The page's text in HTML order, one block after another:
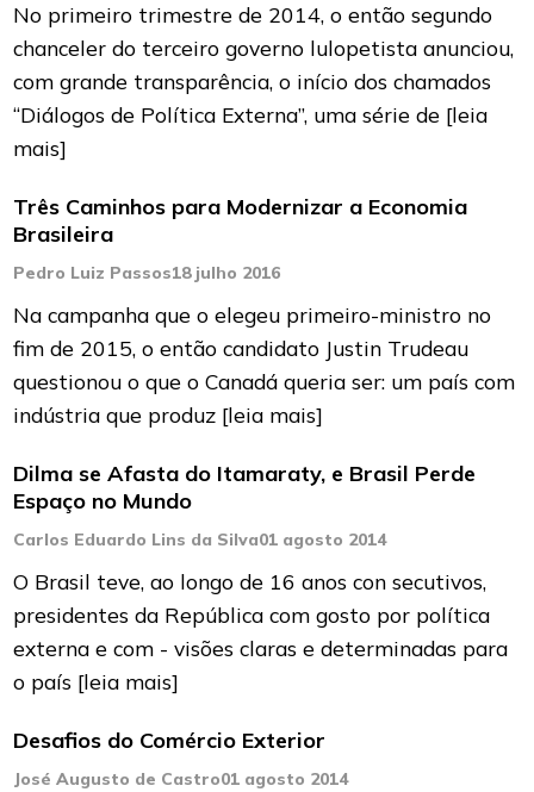
No primeiro trimestre de 2014, o então segundo
chanceler do terceiro governo lulopetista anunciou,
com grande transparência, o início dos chamados
“Diálogos de Política Externa”, uma série de [leia
mais]
Três Caminhos para Modernizar a Economia
Brasileira
Pedro Luiz Passos18 julho 2016
Na campanha que o elegeu primeiro-ministro no
fim de 2015, o então candidato Justin Trudeau
questionou o que o Canadá queria ser: um país com
indústria que produz [leia mais]
Dilma se Afasta do Itamaraty, e Brasil Perde
Espaço no Mundo
Carlos Eduardo Lins da Silva01 agosto 2014
O Brasil teve, ao longo de 16 anos con secutivos,
presidentes da República com gosto por política
externa e com - visões claras e determinadas para
o país [leia mais]
Desafios do Comércio Exterior
José Augusto de Castro01 agosto 2014